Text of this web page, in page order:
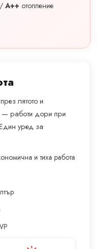
A++ отопление
лятото и
— работи дори при
уред за
и тиха работа